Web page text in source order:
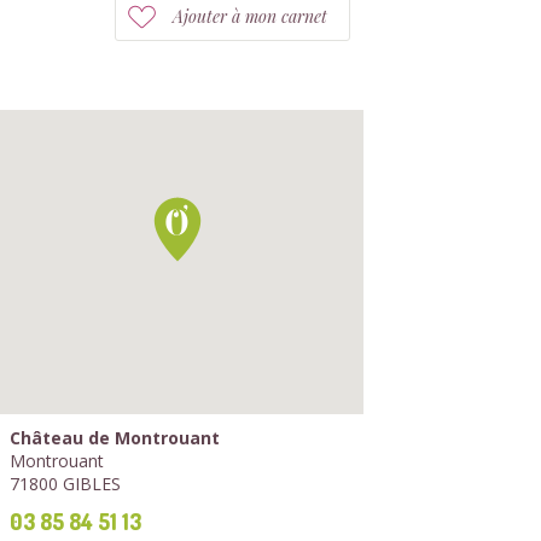
Ajouter à mon carnet
Château de Montrouant
Montrouant
71800 GIBLES
03 85 84 51 13